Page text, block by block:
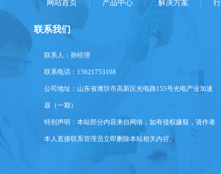
网站首页 产品中心 解决方案
联系我们
联系人：孙经理
联系电话：15621753108
公司地址：山东省潍坊市高新区光电路155号光电产业加速
器（一期）
特别声明：本站部分内容来自网络，如有侵权嫌疑，请作者
本人直接联系管理员立即删除本站相关内容。